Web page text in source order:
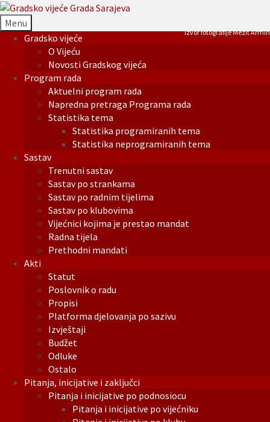
Menu
Gradsko vijeće
O Vijeću
Novosti Gradskog vijeća
Program rada
Aktuelni program rada
Napredna pretraga Programa rada
Statistika tema
Statistika programiranih tema
Statistika neprogramiranih tema
Sastav
Trenutni sastav
Sastav po strankama
Sastav po radnim tijelima
Sastav po klubovima
Vijećnici kojima je prestao mandat
Radna tijela
Prethodni mandati
Akti
Statut
Poslovnik o radu
Propisi
Platforma djelovanja po sazivu
Izvještaji
Budžet
Odluke
Ostalo
Pitanja, inicijative i zaključci
Pitanja i inicijative po podnosiocu
Pitanja i inicijative po vijećniku
Izvor fotografije Mezit Armin